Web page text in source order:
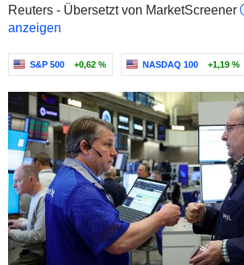
Reuters - Übersetzt von MarketScreener
anzeigen
S&P 500 +0,62 % NASDAQ 100 +1,19 %